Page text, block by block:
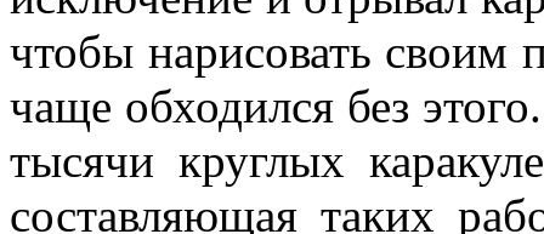
чтобы нарисовать своим
чаще обходился без
тысячи круглых
составляющая таких